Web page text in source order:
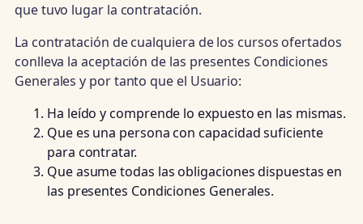
que tuvo lugar la contratación.
La contratación de cualquiera de los cursos ofertados
conlleva la aceptación de las presentes Condiciones
Generales y por tanto que el Usuario:
Ha leído y comprende lo expuesto en las mismas.
Que es una persona con capacidad suficiente
para contratar.
Que asume todas las obligaciones dispuestas en
las presentes Condiciones Generales.